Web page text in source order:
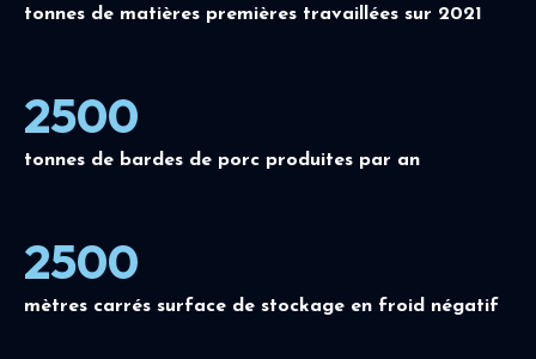
tonnes de matières premières travaillées sur 2021
2500
tonnes de bardes de porc produites par an
2500
mètres carrés surface de stockage en froid négatif